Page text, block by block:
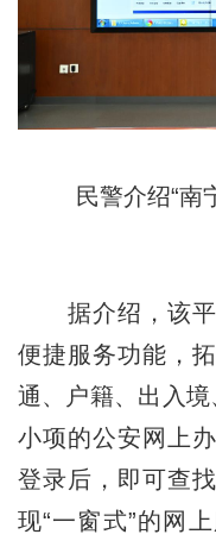
民警介绍“南宁
据介绍，该平
便捷服务功能，
通、户籍、出入
小项的公安网上
登录后，即可查
现“一窗式”的网